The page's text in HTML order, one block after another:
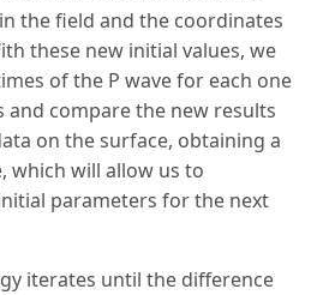
the field and the coordinates
these new initial values, we
of the P wave for each one
and compare the new results
on the surface, obtaining a
which will allow us to
parameters for the next
iterates until the difference